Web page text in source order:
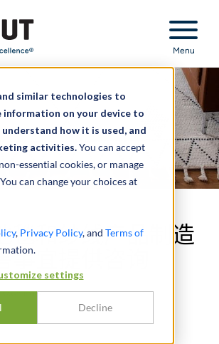
similar technologies to
on your device to
how it is used, and
activities.You can accept
essential cookies, or manage
can change your choices at
, Privacy Policy, and Terms of
settings
Decline
Excellence
Menu
毯和纱线产品制造
事宜提供咨询